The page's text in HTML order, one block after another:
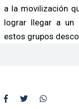
a la movilización
lograr llegar a un
estos grupos